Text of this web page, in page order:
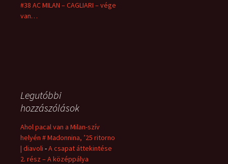
#38 AC MILAN – CAGLIARI – vége
van…
Legutóbbi
hozzászólások
Ahol pacal van a Milan-szív
helyén # Madonnina, ’25 ritorno
| diavoli -A csapat áttekintése
2. rész – A középpálya